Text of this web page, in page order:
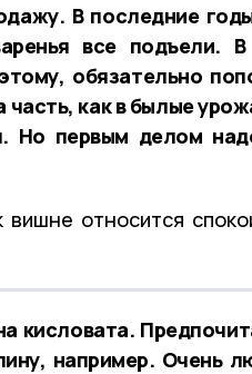
В последние
все подъели.
обязательно
часть, как в былые
Но первым делом
относится
например. Очень